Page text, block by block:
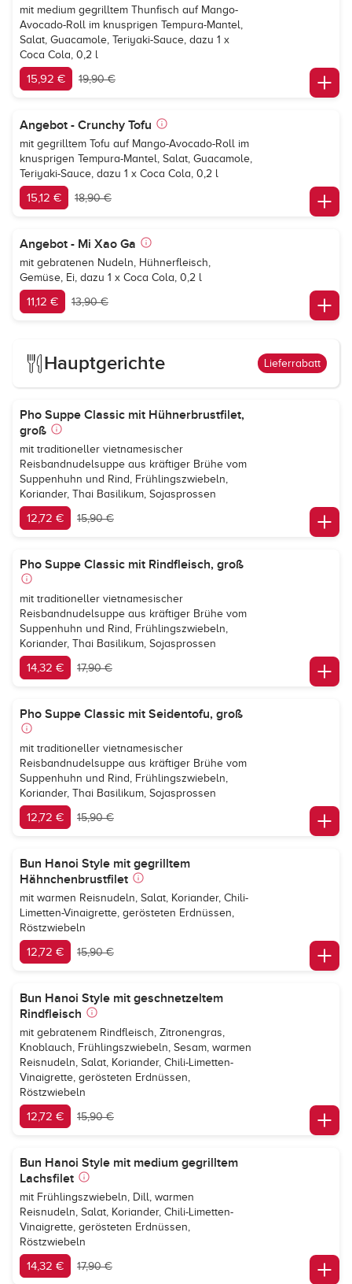
mit medium gegrilltem Thunfisch auf Mango-
Avocado-Roll im knusprigen Tempura-Mantel,
Salat, Guacamole, Teriyaki-Sauce, dazu 1 x
Coca Cola, 0,2 l
15,92 € 19,90 €
Angebot - Crunchy Tofu
mit gegrilltem Tofu auf Mango-Avocado-Roll im
knusprigen Tempura-Mantel, Salat, Guacamole,
Teriyaki-Sauce, dazu 1 x Coca Cola, 0,2 l
15,12 € 18,90 €
Angebot - Mi Xao Ga
mit gebratenen Nudeln, Hühnerfleisch,
Gemüse, Ei, dazu 1 x Coca Cola, 0,2 l
11,12 € 13,90 €
Hauptgerichte Lieferrabatt
Pho Suppe Classic mit Hühnerbrustfilet,
groß
mit traditioneller vietnamesischer
Reisbandnudelsuppe aus kräftiger Brühe vom
Suppenhuhn und Rind, Frühlingszwiebeln,
Koriander, Thai Basilikum, Sojasprossen
12,72 € 15,90 €
Pho Suppe Classic mit Rindfleisch, groß
mit traditioneller vietnamesischer
Reisbandnudelsuppe aus kräftiger Brühe vom
Suppenhuhn und Rind, Frühlingszwiebeln,
Koriander, Thai Basilikum, Sojasprossen
14,32 € 17,90 €
Pho Suppe Classic mit Seidentofu, groß
mit traditioneller vietnamesischer
Reisbandnudelsuppe aus kräftiger Brühe vom
Suppenhuhn und Rind, Frühlingszwiebeln,
Koriander, Thai Basilikum, Sojasprossen
12,72 € 15,90 €
Bun Hanoi Style mit gegrilltem
Hähnchenbrustfilet
mit warmen Reisnudeln, Salat, Koriander, Chili-
Limetten-Vinaigrette, gerösteten Erdnüssen,
Röstzwiebeln
12,72 € 15,90 €
Bun Hanoi Style mit geschnetzeltem
Rindfleisch
mit gebratenem Rindfleisch, Zitronengras,
Knoblauch, Frühlingszwiebeln, Sesam, warmen
Reisnudeln, Salat, Koriander, Chili-Limetten-
Vinaigrette, gerösteten Erdnüssen,
Röstzwiebeln
12,72 € 15,90 €
Bun Hanoi Style mit medium gegrilltem
Lachsfilet
mit Frühlingszwiebeln, Dill, warmen
Reisnudeln, Salat, Koriander, Chili-Limetten-
Vinaigrette, gerösteten Erdnüssen,
Röstzwiebeln
14,32 € 17,90 €